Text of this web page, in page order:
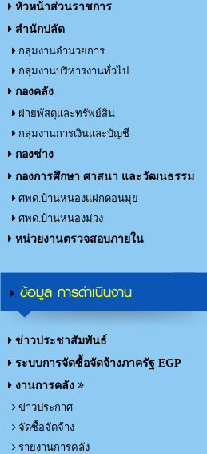
หัวหน้าส่วนราชการ
สำนักปลัด
กลุ่มงานอำนวยการ
กลุ่มงานบริหารงานทั่วไป
กองคลัง
ฝ่ายพัสดุและทรัพย์สิน
กลุ่มงานการเงินและบัญชี
กองช่าง
กองการศึกษา ศาสนา และวัฒนธรรม
ศพด.บ้านหนองแฝกดอนมุย
ศพด.บ้านหนองม่วง
หน่วยงานตรวจสอบภายใน
ข้อมูล การดำเนินงาน
ข่าวประชาสัมพันธ์
ระบบการจัดซื้อจัดจ้างภาครัฐ EGP
งานการคลัง
ข่าวประกาศ
จัดซื้อจัดจ้าง
รายงานการคลัง